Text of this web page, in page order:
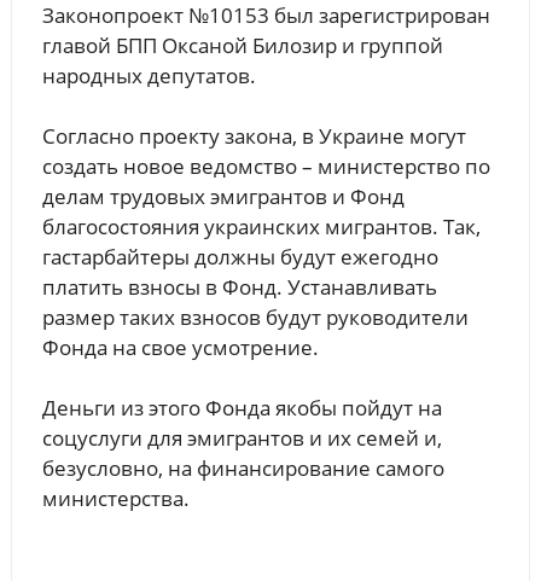
Законопроект №10153 был зарегистрирован
главой БПП Оксаной Билозир и группой
народных депутатов.
Согласно проекту закона, в Украине могут
создать новое ведомство – министерство по
делам трудовых эмигрантов и Фонд
благосостояния украинских мигрантов. Так,
гастарбайтеры должны будут ежегодно
платить взносы в Фонд. Устанавливать
размер таких взносов будут руководители
Фонда на свое усмотрение.
Деньги из этого Фонда якобы пойдут на
соцуслуги для эмигрантов и их семей и,
безусловно, на финансирование самого
министерства.